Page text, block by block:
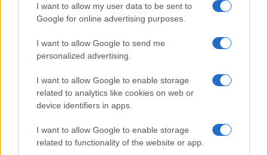
I want to allow my user data to be sent to
Google for online advertising purposes.
I want to allow Google to send me
personalized advertising.
I want to allow Google to enable storage
related to analytics like cookies on web or
device identifiers in apps.
I want to allow Google to enable storage
related to functionality of the website or app.
Limited Edition Nincs
N/A = Nincs adat. Legutóbbi frissítés: 2026-07-13 19:00:00